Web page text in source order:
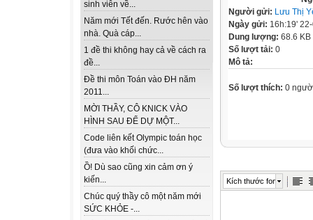
sinh viên về...
Năm mới Tết đến. Rước hên vào
nhà. Quà cáp...
1 đề thi không hay cả về cách ra
đề...
Đề thi môn Toán vào ĐH năm
2011...
MỜI THẦY, CÔ KNICK VÀO
HÌNH SAU ĐỂ DỰ MỘT...
Code liên kết Olympic toán học
(đưa vào khối chức...
Ồ! Dù sao cũng xin cảm ơn ý
kiến...
Chúc quý thầy cô một năm mới
SỨC KHỎE -...
Người gửi: Lưu Thị
Ngày gửi: 16h:19'
Dung lượng: 68.6 KB
Số lượt tải: 0
Mô tả:
Số lượt thích: 0
Kích thước font